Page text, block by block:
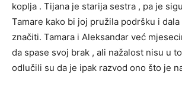
koplja . Tijana je starija sestra , pa je
Tamare kako bi joj pružila podršku i
značiti. Tamara i Aleksandar već
da spase svoj brak , ali nažalost nisu u
odlučili su da je ipak razvod ono što je